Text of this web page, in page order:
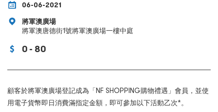
06-06-2021
將軍澳廣場
將軍澳唐德街1號將軍澳廣場一樓中庭
0 - 80
顧客於將軍澳廣場登記成為「NF SHOPPING購物禮遇」會員，並使
用電子貨幣即日消費滿指定金額，即可參加以下活動乙次*。